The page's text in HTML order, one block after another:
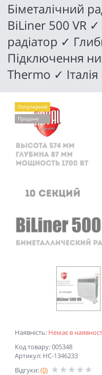
Біметалічний
BiLiner 500 VR
радіатор ✓
Підключення
Thermo ✓ Італія
Наявність: Немає в
Код товару: 005348
Артикул: НС-1346233
Відгуки:(0)
Популярний
Продано